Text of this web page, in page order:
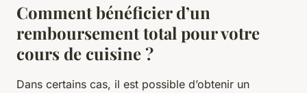
Comment bénéficier d’un
remboursement total pour votre
cours de cuisine ?
Dans certains cas, il est possible d’obtenir un